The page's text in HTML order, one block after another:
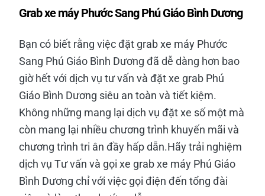
Grab xe máy Phước Sang Phú Giáo Bình Dương
Bạn có biết rằng việc đặt grab xe máy Phước
Sang Phú Giáo Bình Dương đã dễ dàng hơn bao
giờ hết với dịch vụ tư vấn và đặt xe grab Phú
Giáo Bình Dương siêu an toàn và tiết kiệm.
Không những mang lại dịch vụ đặt xe số một mà
còn mang lại nhiều chương trình khuyến mãi và
chương trình tri ân đầy hấp dẫn.Hãy trải nghiệm
dịch vụ Tư vấn và gọi xe grab xe máy Phú Giáo
Bình Dương chỉ với việc gọi điện đến tổng đài